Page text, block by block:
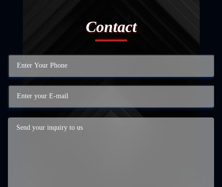
Contact